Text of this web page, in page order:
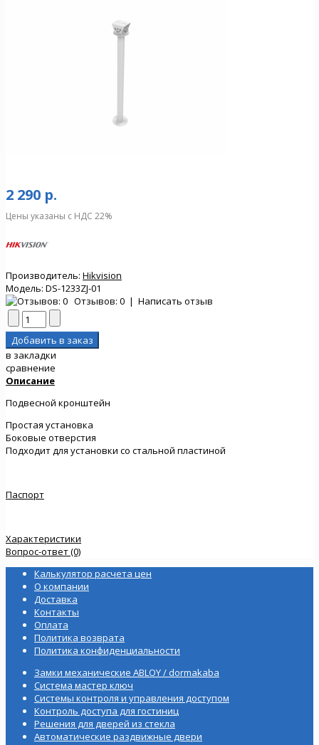
2 290 р.
Цены указаны с НДС 22%
Производитель: Hikvision
Модель: DS-1233ZJ-01
Отзывов: 0 | Написать отзыв
в закладки
сравнение
Описание
Подвесной кронштейн
Простая установка
Боковые отверстия
Подходит для установки со стальной пластиной
Паспорт
Характеристики
Вопрос-ответ (0)
Калькулятор расчета цен
О компании
Доставка
Контакты
Оплата
Политика возврата
Политика конфиденциальности
Замки механические ABLOY / dormakaba
Система мастер ключ
Системы контроля и управления доступом
Контроль доступа для гостиниц
Решения для дверей из стекла
Автоматические раздвижные двери